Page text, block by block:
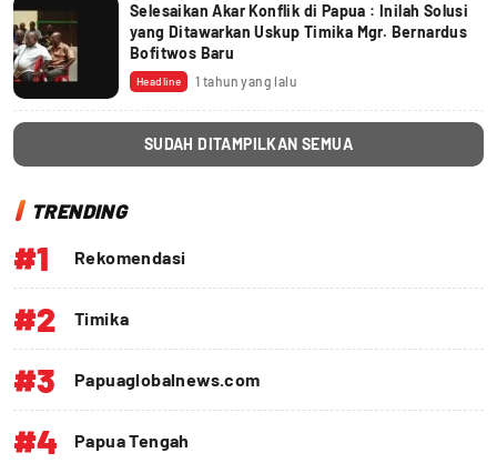
Selesaikan Akar Konflik di Papua : Inilah Solusi
yang Ditawarkan Uskup Timika Mgr. Bernardus
Bofitwos Baru
Headline 1 tahun yang lalu
SUDAH DITAMPILKAN SEMUA
TRENDING
#1 Rekomendasi
#2 Timika
#3 Papuaglobalnews.com
#4 Papua Tengah